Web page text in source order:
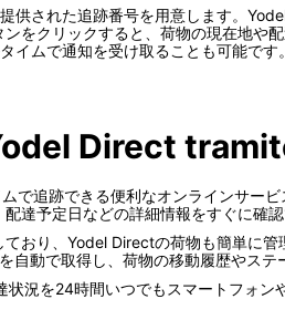
供された追跡番号を用意します。
をクリックすると、荷物の現在地
イムで通知を受け取ることも可能で
Direct
で追跡できる便利なオンラインサー
達予定日などの詳細情報をすぐに確認
おり、Yodel Directの荷物も簡単に
動で取得し、荷物の移動履歴やステ
況を24時間いつでもスマートフォン